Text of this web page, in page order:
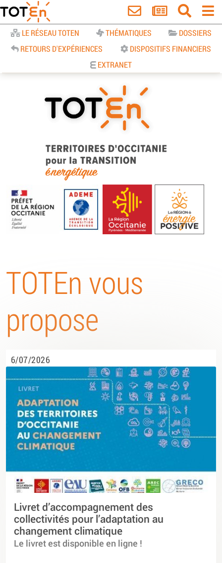
LE RÉSEAU TOTEN THÉMATIQUES
DOSSIERS
RETOURS D'EXPÉRIENCES
DISPOSITIFS FINANCIERS
EXTRANET
TOTEn Occitanie | Territoires
d’Occitanie pour la Transition
Energétique
TOTEn vous
propose
6/07/2026
Livret d’accompagnement des
collectivités pour l’adaptation au
changement climatique
Le livret est disponible en ligne !